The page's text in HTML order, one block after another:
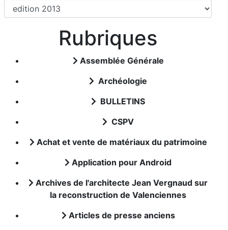
Rubriques
Assemblée Générale
Archéologie
BULLETINS
CSPV
Achat et vente de matériaux du patrimoine
Application pour Android
Archives de l'architecte Jean Vergnaud sur
la reconstruction de Valenciennes
Articles de presse anciens